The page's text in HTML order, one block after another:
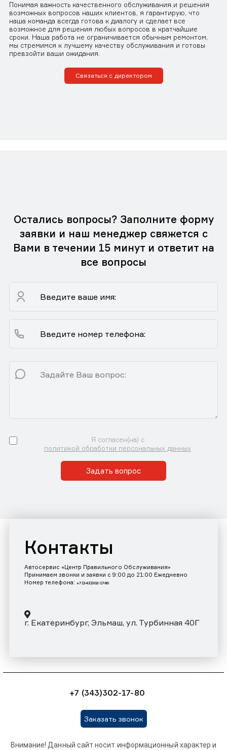
Понимая важность качественного обслуживания и решения
возможных вопросов наших клиентов, я гарантирую, что
наша команда всегда готова к диалогу и сделает все
возможное для решения любых вопросов в кратчайшие
сроки. Наша работа не ограничивается обычным ремонтом,
мы стремимся к лучшему качеству обслуживания и готовы
превзойти ваши ожидания.
Связаться с директором
Остались вопросы? Заполните форму
заявки и наш менеджер свяжется с
Вами в течении 15 минут и ответит на
все вопросы
Я согласен(на) с
политикой обработки персональных данных
Задать вопрос
Контакты
Автосервис «Центр Правильного Обслуживания»
Принимаем звонки и заявки с 9:00 до 21:00 Ежедневно
Номер телефона: +7 (343)302-17-80
г. Екатеринбург, Эльмаш, ул. Турбинная 40Г
+7 (343)302-17-80
Заказать звонок
Внимание! Данный сайт носит информационный характер и